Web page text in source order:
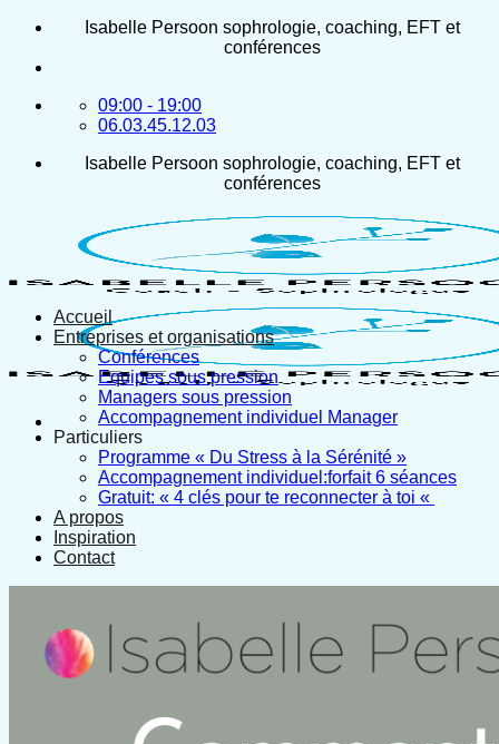
Passer
contenu
Isabelle Persoon sophrologie, coaching, EFT et
conférences
09:00 - 19:00
06.03.45.12.03
Isabelle Persoon sophrologie, coaching, EFT et
conférences
Accueil
Entreprises et organisations
Conférences
Equipes sous pression
Managers sous pression
Accompagnement individuel Manager
Particuliers
Programme « Du Stress à la Sérénité »
Accompagnement individuel:forfait 6 séances
Gratuit: « 4 clés pour te reconnecter à toi «
A propos
Inspiration
Contact